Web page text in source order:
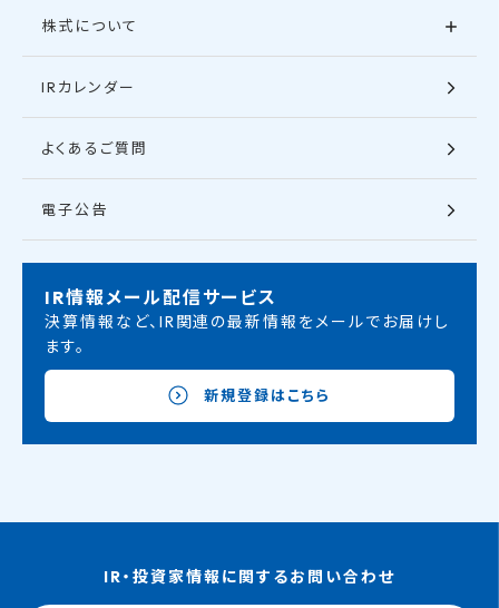
株式について
IRカレンダー
よくあるご質問
電子公告
IR情報メール配信サービス
決算情報など、IR関連の最新情報をメールでお届けし
ます。
新規登録はこちら
IR・投資家情報に関するお問い合わせ